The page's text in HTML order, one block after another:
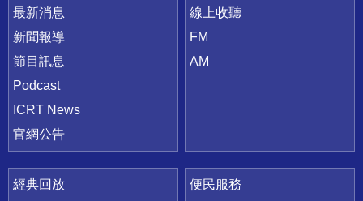
最新消息
新聞報導
節目訊息
Podcast
ICRT News
官網公告
線上收聽
FM
AM
經典回放
便民服務